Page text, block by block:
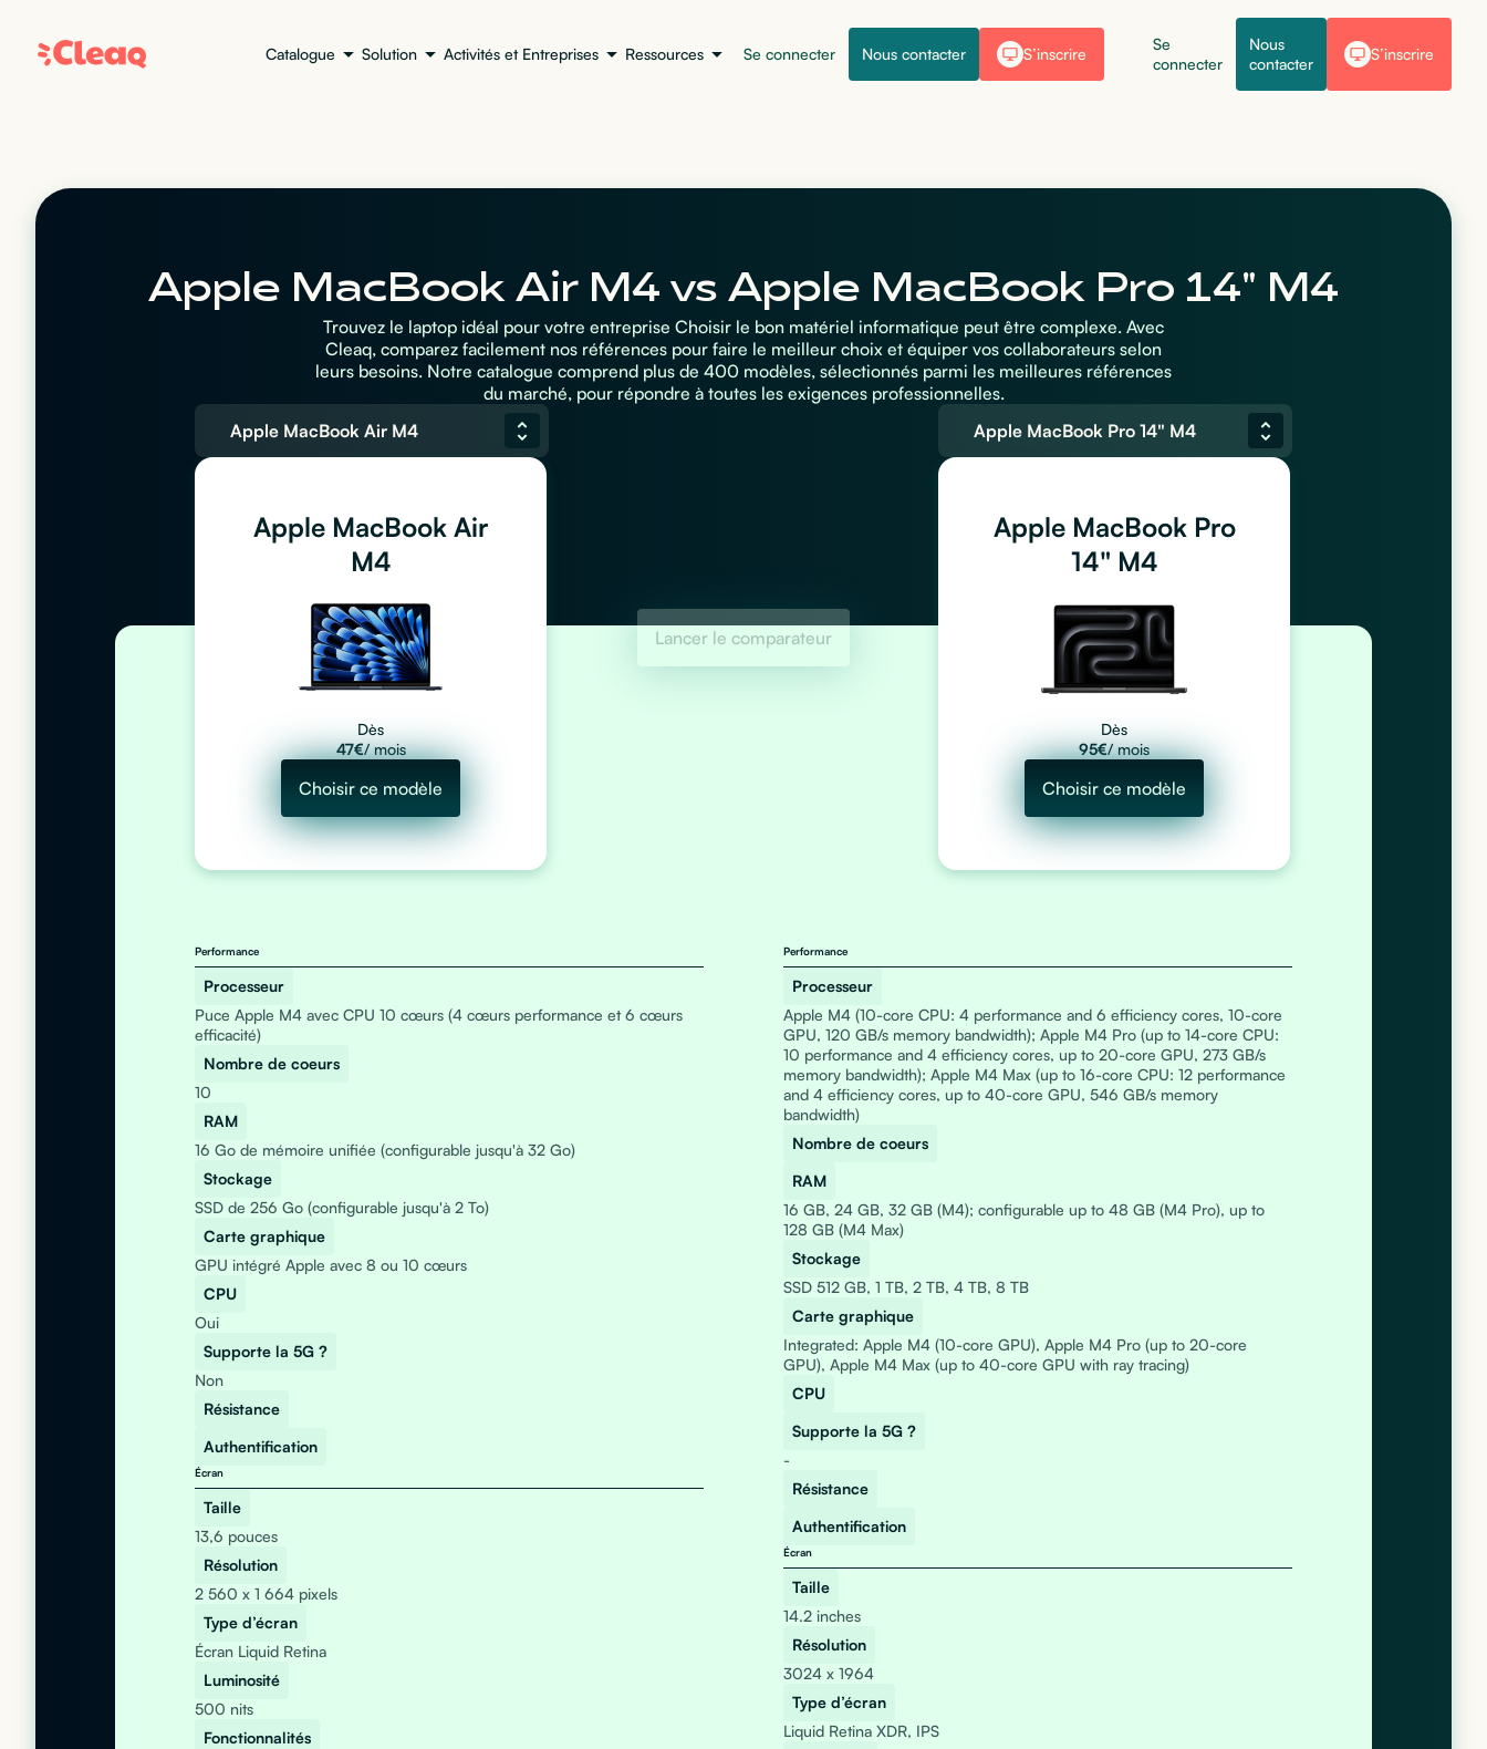
Catalogue Solution Activités et Entreprises Ressources Se connecter Nous contacter S’inscrire
Se
connecter
Nous
contacter
S’inscrire
Apple MacBook Air M4 vs Apple MacBook Pro 14" M4
Trouvez le laptop idéal pour votre entreprise Choisir le bon matériel informatique peut être complexe. Avec
Cleaq, comparez facilement nos références pour faire le meilleur choix et équiper vos collaborateurs selon
leurs besoins. Notre catalogue comprend plus de 400 modèles, sélectionnés parmi les meilleures références
du marché, pour répondre à toutes les exigences professionnelles.
Apple MacBook Air M4
Apple MacBook Air
M4
Dès
47€/ mois
Choisir ce modèle
Lancer le comparateur
Apple MacBook Pro 14" M4
Apple MacBook Pro
14" M4
Dès
95€/ mois
Choisir ce modèle
Performance
Processeur
Puce Apple M4 avec CPU 10 cœurs (4 cœurs performance et 6 cœurs
efficacité)
Nombre de coeurs
10
RAM
16 Go de mémoire unifiée (configurable jusqu'à 32 Go)
Stockage
SSD de 256 Go (configurable jusqu'à 2 To)
Carte graphique
GPU intégré Apple avec 8 ou 10 cœurs
CPU
Oui
Supporte la 5G ?
Non
Résistance
Authentification
Écran
Taille
13,6 pouces
Résolution
2 560 x 1 664 pixels
Type d’écran
Écran Liquid Retina
Luminosité
500 nits
Fonctionnalités
Performance
Processeur
Apple M4 (10-core CPU: 4 performance and 6 efficiency cores, 10-core
GPU, 120 GB/s memory bandwidth); Apple M4 Pro (up to 14-core CPU:
10 performance and 4 efficiency cores, up to 20-core GPU, 273 GB/s
memory bandwidth); Apple M4 Max (up to 16-core CPU: 12 performance
and 4 efficiency cores, up to 40-core GPU, 546 GB/s memory
bandwidth)
Nombre de coeurs
RAM
16 GB, 24 GB, 32 GB (M4); configurable up to 48 GB (M4 Pro), up to
128 GB (M4 Max)
Stockage
SSD 512 GB, 1 TB, 2 TB, 4 TB, 8 TB
Carte graphique
Integrated: Apple M4 (10-core GPU), Apple M4 Pro (up to 20-core
GPU), Apple M4 Max (up to 40-core GPU with ray tracing)
CPU
Supporte la 5G ?
-
Résistance
Authentification
Écran
Taille
14.2 inches
Résolution
3024 x 1964
Type d’écran
Liquid Retina XDR, IPS